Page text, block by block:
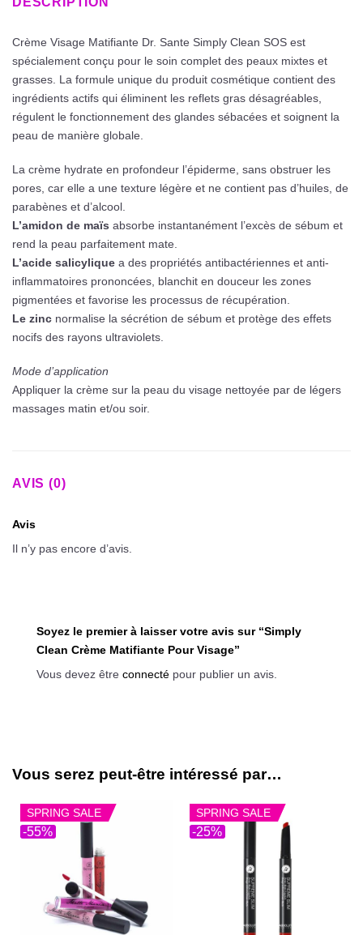
Crème Visage Matifiante Dr. Sante Simply Clean SOS est
spécialement conçu pour le soin complet des peaux mixtes et
grasses. La formule unique du produit cosmétique contient des
ingrédients actifs qui éliminent les reflets gras désagréables,
régulent le fonctionnement des glandes sébacées et soignent la
peau de manière globale.
La crème hydrate en profondeur l’épiderme, sans obstruer les
pores, car elle a une texture légère et ne contient pas d’huiles, de
parabènes et d’alcool.
L’amidon de maïs absorbe instantanément l’excès de sébum et
rend la peau parfaitement mate.
L’acide salicylique a des propriétés antibactériennes et anti-
inflammatoires prononcées, blanchit en douceur les zones
pigmentées et favorise les processus de récupération.
Le zinc normalise la sécrétion de sébum et protège des effets
nocifs des rayons ultraviolets.
Mode d’application
Appliquer la crème sur la peau du visage nettoyée par de légers
massages matin et/ou soir.
AVIS (0)
Avis
Il n’y pas encore d’avis.
Soyez le premier à laisser votre avis sur “Simply
Clean Crème Matifiante Pour Visage”
Vous devez être connecté pour publier un avis.
Vous serez peut-être intéressé par…
-55%
SPRING SALE
-25%
SPRING SALE